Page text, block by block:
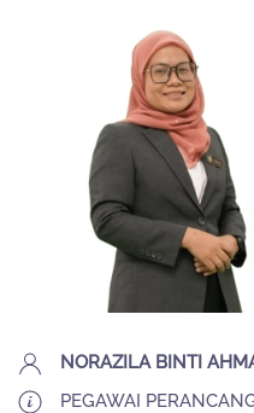
NORAZILA BINTI
PEGAWAI